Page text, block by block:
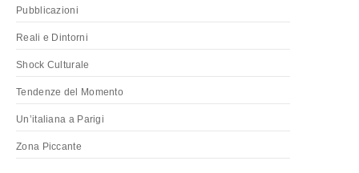
Pubblicazioni
Reali e Dintorni
Shock Culturale
Tendenze del Momento
Un’italiana a Parigi
Zona Piccante